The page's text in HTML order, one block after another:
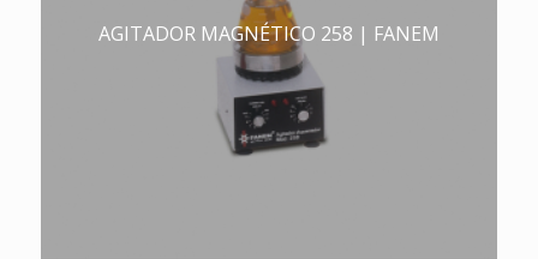
AGITADOR MAGNÉTICO 258 | FANEM